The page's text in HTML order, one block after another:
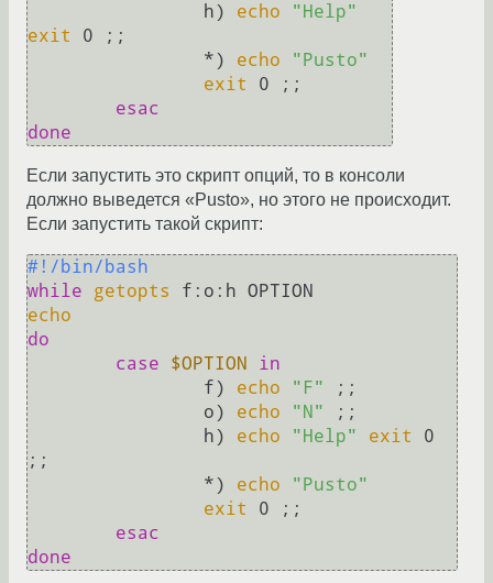
		h)
echo
"Help"
exit
0 ;;
		*)
echo
"Pusto"
exit
0 ;;
esac
done
Если запустить это скрипт опций, то в консоли
должно выведется «Pusto», но этого не происходит.
Если запустить такой скрипт:
#!/bin/bash
while
getopts
echo
do
case
$OPTION
in
		f)
echo "F"
;;
		o)
echo "N"
;;
		h)
echo "Help" exit
0
;;
		*)
echo
"Pusto"
exit
0 ;;
esac
done